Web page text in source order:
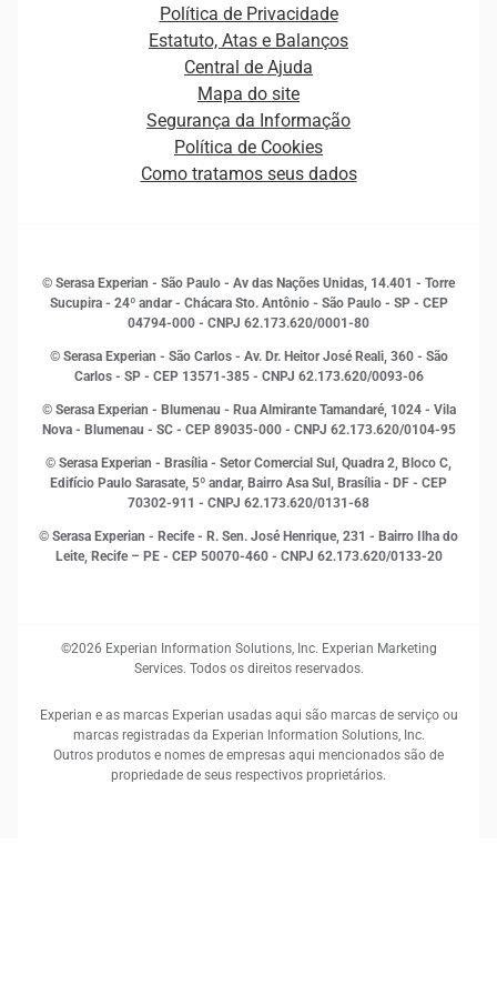
Plataformas e Motores de decisão
Curso Gratuito de Saúde Financeira
Empreendedorismo
Estudos e Pesquisas
Inovação e Tecnologia
Leis e impostos
Marketing
Open Finance
Proteção de Dados
Sustentabilidade Corporativa
Distribuidores e representantes
Estrutura Organizacional
Sala de Imprensa
Política de Privacidade
Estatuto, Atas e Balanços
Central de Ajuda
Mapa do site
Segurança da Informação
Política de Cookies
Como tratamos seus dados
© Serasa Experian - São Paulo - Av das Nações Unidas, 14.401 - Torre
Sucupira - 24º andar - Chácara Sto. Antônio - São Paulo - SP - CEP
04794-000 - CNPJ 62.173.620/0001-80
© Serasa Experian - São Carlos - Av. Dr. Heitor José Reali, 360 - São
Carlos - SP - CEP 13571-385 - CNPJ 62.173.620/0093-06
© Serasa Experian - Blumenau - Rua Almirante Tamandaré, 1024 - Vila
Nova - Blumenau - SC - CEP 89035-000 - CNPJ 62.173.620/0104-95
© Serasa Experian - Brasília - Setor Comercial Sul, Quadra 2, Bloco C,
Edifício Paulo Sarasate, 5º andar, Bairro Asa Sul, Brasília - DF - CEP
70302-911 - CNPJ 62.173.620/0131-68
© Serasa Experian - Recife - R. Sen. José Henrique, 231 - Bairro Ilha do
Leite, Recife – PE - CEP 50070-460 - CNPJ 62.173.620/0133-20
©2026 Experian Information Solutions, Inc. Experian Marketing
Services. Todos os direitos reservados.
Experian e as marcas Experian usadas aqui são marcas de serviço ou
marcas registradas da Experian Information Solutions, Inc.
Outros produtos e nomes de empresas aqui mencionados são de
propriedade de seus respectivos proprietários.